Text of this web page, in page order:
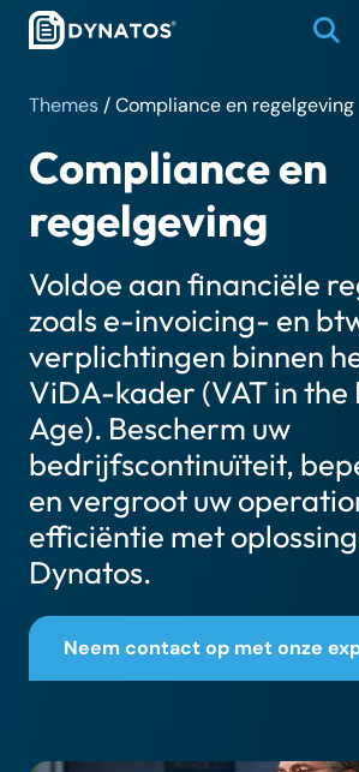
Themes /Compliance en regelgeving
Compliance en
regelgeving
Voldoe aan financiële
zoals e-invoicing- en
verplichtingen binnen
ViDA-kader (VAT in the
Age). Bescherm uw
bedrijfscontinuïteit,
en vergroot uw
efficiëntie met
Dynatos.
Neem contact op met onze